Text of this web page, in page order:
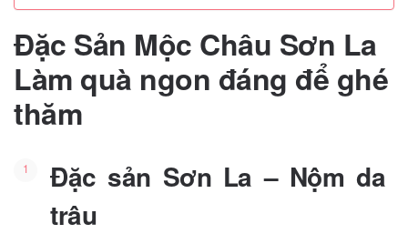
Đặc Sản Mộc Châu Sơn La
Làm quà ngon đáng để ghé
thăm
Đặc sản Sơn La – Nộm da
trâu